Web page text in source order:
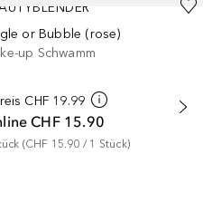
or Bubble (rose)
up Schwamm
CHF 19.99
CHF 15.90
(CHF 15.90 / 1 Stück)